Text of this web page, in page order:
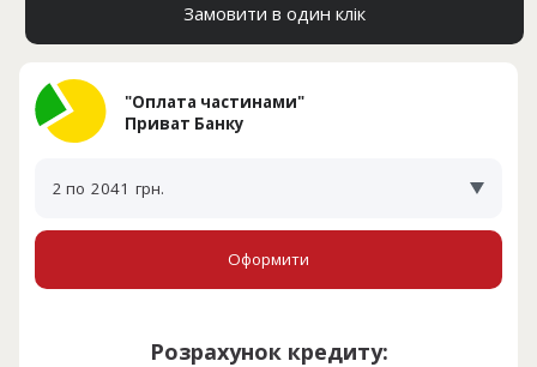
Замовити в один клік
"Оплата частинами"
Приват Банку
2 по 2041 грн.
Оформити
Розрахунок кредиту: